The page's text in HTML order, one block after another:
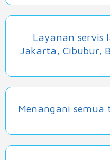
Layanan servis
Jakarta, Cibubur,
Menangani semua